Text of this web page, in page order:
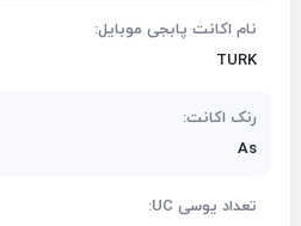
نام اکانت پابجی موبایل:
TURK
رنک اکانت:
As
تعداد یوسی UC: